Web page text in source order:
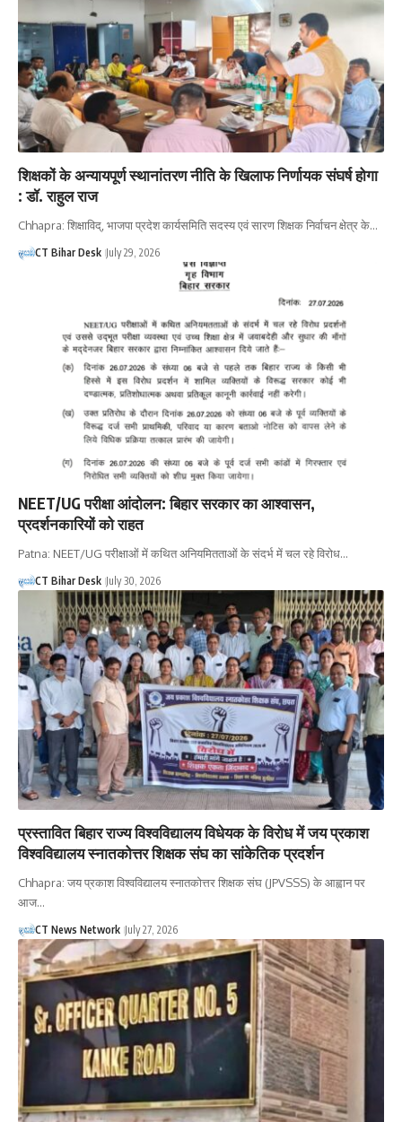
शिक्षकों के अन्यायपूर्ण स्थानांतरण नीति के खिलाफ निर्णायक संघर्ष होगा
: डॉ. राहुल राज
Chhapra: शिक्षाविद्, भाजपा प्रदेश कार्यसमिति सदस्य एवं सारण शिक्षक निर्वाचन क्षेत्र के…
CT Bihar Desk July 29, 2026
NEET/UG परीक्षा आंदोलन: बिहार सरकार का आश्वासन,
प्रदर्शनकारियों को राहत
Patna: NEET/UG परीक्षाओं में कथित अनियमितताओं के संदर्भ में चल रहे विरोध…
CT Bihar Desk July 30, 2026
प्रस्तावित बिहार राज्य विश्वविद्यालय विधेयक के विरोध में जय प्रकाश
विश्वविद्यालय स्नातकोत्तर शिक्षक संघ का सांकेतिक प्रदर्शन
Chhapra: जय प्रकाश विश्वविद्यालय स्नातकोत्तर शिक्षक संघ (JPVSSS) के आह्वान पर
आज…
CT News Network July 27, 2026